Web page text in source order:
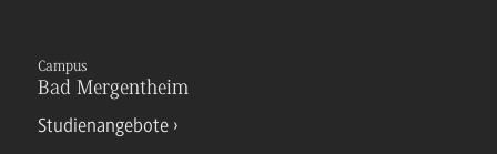
Campus
Bad Mergentheim
Studienangebote